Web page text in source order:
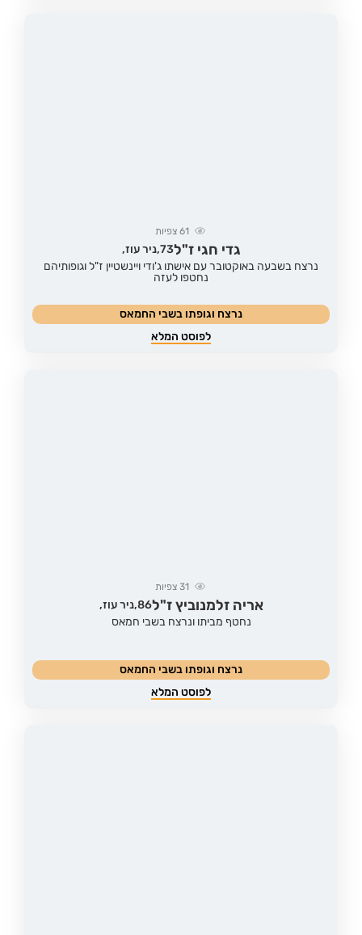
61צפיות
גדי חגי ז"ל73, ניר עוז,
נרצח בשבעה באוקטובר עם אישתו ג'ודי ויינשטיין ז"ל וגופותיהם
נחטפו לעזה
נרצח וגופתו בשבי החמאס
לפוסט המלא
31צפיות
אריה זלמנוביץ ז"ל86, ניר עוז,
נחטף מביתו ונרצח בשבי חמאס
נרצח וגופתו בשבי החמאס
לפוסט המלא